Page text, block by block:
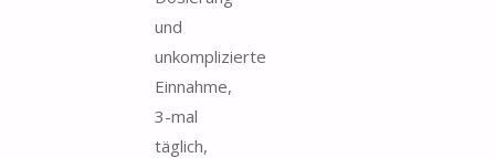
und
unkomplizierte
Einnahme,
3-mal
täglich,